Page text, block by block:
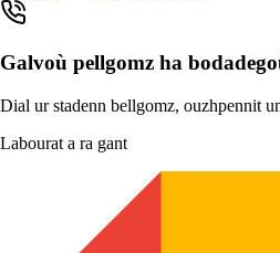
Galvoù pellgomz ha
Dial ur stadenn bellgomz, ouzhpennit
Labourat a ra gant